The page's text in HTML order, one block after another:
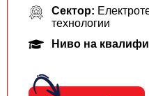
Сектор:
технологии
Ниво на